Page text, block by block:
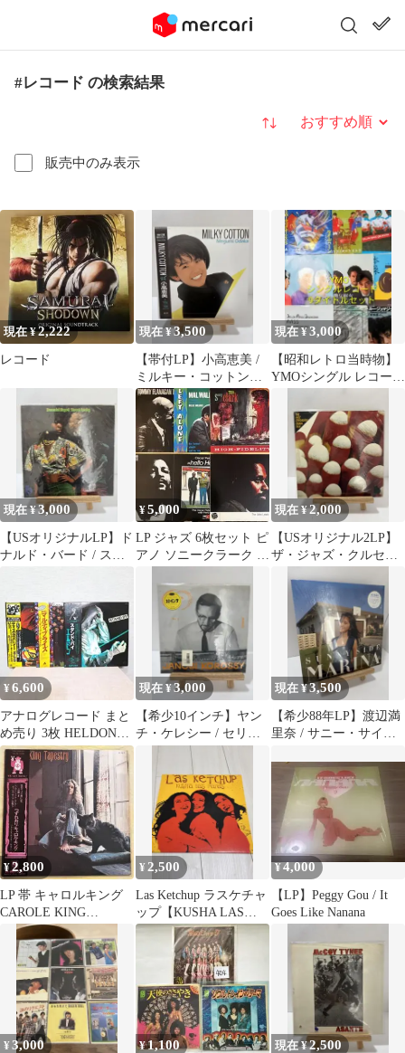
#レコード の検索結果
販売中のみ表示
並び替え
現在 ¥2,222
レコード
現在 ¥ 3,500
【帯付LP】小高恵美 /
ミルキー・コットン
1988年 1stアルバム 後
藤次利
現在 ¥ 3,000
【昭和レトロ当時物】
YMOシングル レコード
現在 ¥3,000
【USオリジナルLP】ド
ナルド・バード / スト
¥5,000
LP ジャズ 6枚セット ピ
アノ ソニークラーク マ
ク良好
現在 ¥2,000
【USオリジナル2LP】
ザ・ジャズ・クルセイ
初期ベスト
¥6,600
アナログレコード まと
め売り 3枚 HELDON
YMO ELO
現在 ¥ 3,000
【希少10インチ】ヤン
チ・ケレシー / セリ
ア・ジャズ NORMA復
現在 ¥ 3,500
【希少88年LP】渡辺満
里奈 / サニー・サイド
¥2,800
LP 帯 キャロルキング
CAROLE KING
TAPESTRY AML-96
¥ 2,500
Las Ketchup ラスケチャ
ップ【KUSHA LAS
PAYAS】レコード
¥4,000
【LP】Peggy Gou / It
Goes Like Nanana
¥3,000 ¥1,100 現在 ¥2,500